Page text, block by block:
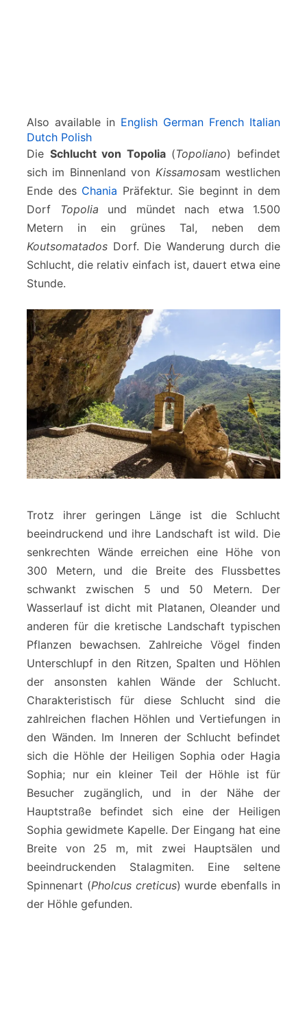
Also available in English German French Italian
Dutch Polish
Die Schlucht von Topolia(Topoliano) befindet
sich im Binnenland von Kissamosam westlichen
Ende des Chania Präfektur. Sie beginnt in dem
Dorf
Topolia und mündet nach etwa 1.500
Metern in ein grünes Tal, neben dem
Koutsomatados Dorf. Die Wanderung durch die
Schlucht, die relativ einfach ist, dauert etwa eine
Stunde.
Trotz ihrer geringen Länge ist die Schlucht
beeindruckend und ihre Landschaft ist wild. Die
senkrechten Wände erreichen eine Höhe von
300 Metern, und die Breite des Flussbettes
schwankt zwischen 5 und 50 Metern. Der
Wasserlauf ist dicht mit Platanen, Oleander und
anderen für die kretische Landschaft typischen
Pflanzen bewachsen. Zahlreiche Vögel finden
Unterschlupf in den Ritzen, Spalten und Höhlen
der ansonsten kahlen Wände der Schlucht.
Charakteristisch für diese Schlucht sind die
zahlreichen flachen Höhlen und Vertiefungen in
den Wänden. Im Inneren der Schlucht befindet
sich die Höhle der Heiligen Sophia oder Hagia
Sophia; nur ein kleiner Teil der Höhle ist für
Besucher zugänglich, und in der Nähe der
Hauptstraße befindet sich eine der Heiligen
Sophia gewidmete Kapelle. Der Eingang hat eine
Breite von 25 m, mit zwei Hauptsälen und
beeindruckenden Stalagmiten. Eine seltene
Spinnenart (Pholcus creticus) wurde ebenfalls in
der Höhle gefunden.